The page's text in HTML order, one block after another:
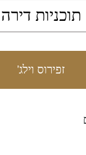
תוכניות דירה
זפירוס וילג'